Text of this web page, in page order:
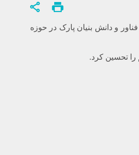
و دانش بنیان پارک در حوزه
تحسین کرد.